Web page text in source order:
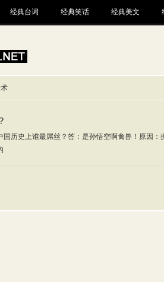
经典台词 经典笑话 经典美文
国历史上谁最屌丝？答：是孙悟空啊禽兽！原因：